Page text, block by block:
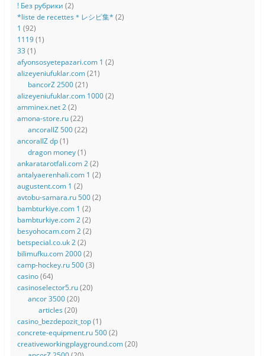
! Без рубрики (2)
*liste de recettes＊レシピ集* (2)
1 (92)
1119(1)
33 (1)
afyonsosyetepazari.com 1 (2)
alizeyeniufuklar.com(21)
bancorZ 2500(21)
alizeyeniufuklar.com 1000(2)
amminex.net 2(2)
amona-store.ru(22)
ancorallZ 500(22)
ancorallZ dp(1)
dragon money(1)
ankaratarotfali.com 2(2)
antalyaerenhali.com 1 (2)
augustent.com 1 (2)
avtobu-samara.ru 500(2)
bambturkiye.com 1 (2)
bambturkiye.com 2(2)
besyohocam.com 2(2)
betspecial.co.uk 2(2)
bilimufku.com 2000(2)
camp-hockey.ru 500(3)
casino(64)
casinoselector5.ru(20)
ancor 3500(20)
articles (20)
casino_bezdepozit_top(1)
concrete-equipment.ru 500(2)
creativeworkingplayground.com(20)